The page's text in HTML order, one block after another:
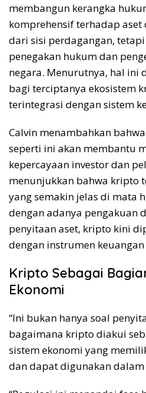
membangun kerangka
komprehensif terhadap
dari sisi perdagangan,
penegakan hukum dan
negara. Menurutnya, hal ini
bagi terciptanya ekosistem
terintegrasi dengan sistem
Calvin menambahkan
seperti ini akan membantu
kepercayaan investor dan
menunjukkan bahwa kripto
yang semakin jelas di mata
dengan adanya pengakuan
penyitaan aset, kripto kini
dengan instrumen
Kripto Sebagai
Ekonomi
“Ini bukan hanya soal
bagaimana kripto diakui
sistem ekonomi yang
dan dapat digunakan